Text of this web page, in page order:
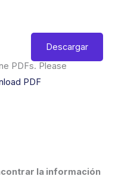
Descargar
PDFs. Please
PDF
la información